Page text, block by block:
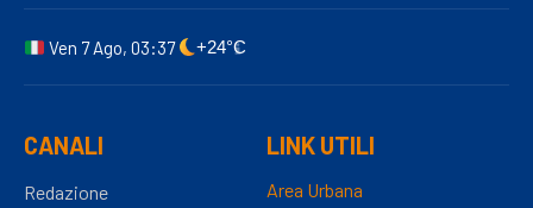
Ven 7 Ago, 03:37 +24°C
CANALI
Redazione
LINK UTILI
Area Urbana